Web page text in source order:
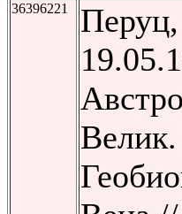
36396221